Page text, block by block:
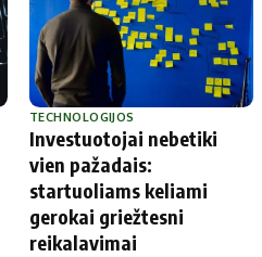
TECHNOLOGIJOS
Investuotojai nebetiki
vien pažadais:
startuoliams keliami
gerokai griežtesni
reikalavimai